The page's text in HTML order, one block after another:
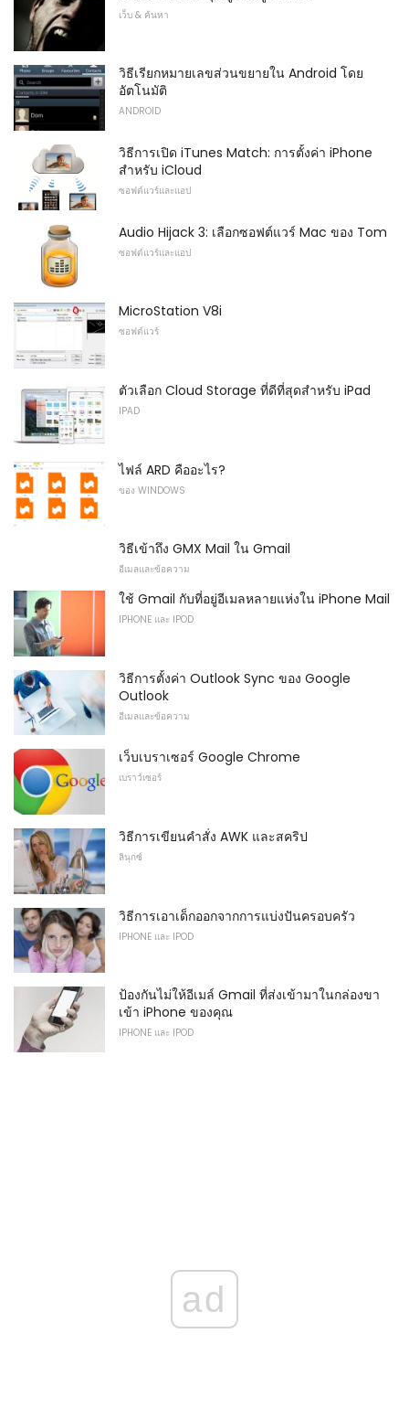
เว็บ & ค้นหา
วิธีเรียกหมายเลขส่วนขยายใน Android โดย
อัตโนมัติ
ANDROID
วิธีการเปิด iTunes Match: การตั้งค่า iPhone
สำหรับ iCloud
ซอฟต์แวร์และแอป
Audio Hijack 3: เลือกซอฟต์แวร์ Mac ของ Tom
ซอฟต์แวร์และแอป
MicroStation V8i
ซอฟต์แวร์
ตัวเลือก Cloud Storage ที่ดีที่สุดสำหรับ iPad
IPAD
ไฟล์ ARD คืออะไร?
ของ WINDOWS
วิธีเข้าถึง GMX Mail ใน Gmail
อีเมลและข้อความ
ใช้ Gmail กับที่อยู่อีเมลหลายแห่งใน iPhone Mail
IPHONE และ IPOD
วิธีการตั้งค่า Outlook Sync ของ Google
Outlook
อีเมลและข้อความ
เว็บเบราเซอร์ Google Chrome
เบราว์เซอร์
วิธีการเขียนคำสั่ง AWK และสคริป
ลินุกซ์
วิธีการเอาเด็กออกจากการแบ่งปันครอบครัว
IPHONE และ IPOD
ป้องกันไม่ให้อีเมล์ Gmail ที่ส่งเข้ามาในกล่องขา
เข้า iPhone ของคุณ
IPHONE และ IPOD
ad